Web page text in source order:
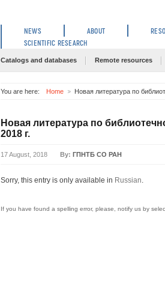
NEWS ABOUT
SCIENTIFIC RESEARCH
Catalogs and databases Remote resources
You are here: Home Новая литература по
Новая литература по
2018 г.
17 August, 2018 By: ГПНТБ СО РАН
Sorry, this entry is only available in Russian.
If you have found a spelling error, please, notify us by